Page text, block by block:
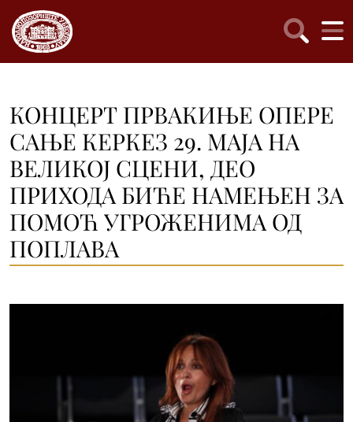
КОНЦЕРТ ПРВАКИЊЕ ОПЕРЕ
САЊЕ КЕРКЕЗ 29. МАЈА НА
ВЕЛИКОЈ СЦЕНИ, ДЕО
ПРИХОДА БИЋЕ НАМЕЊЕН ЗА
ПОМОЋ УГРОЖЕНИМА ОД
ПОПЛАВА